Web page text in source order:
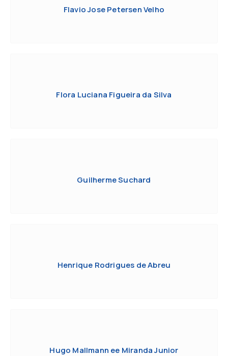
Flavio Jose Petersen Velho
Flora Luciana Figueira da Silva
Guilherme Suchard
Henrique Rodrigues de Abreu
Hugo Mallmann ee Miranda Junior